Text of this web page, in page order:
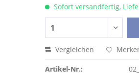
Sofort versandfertig,
Vergleichen
Artikel-Nr.: